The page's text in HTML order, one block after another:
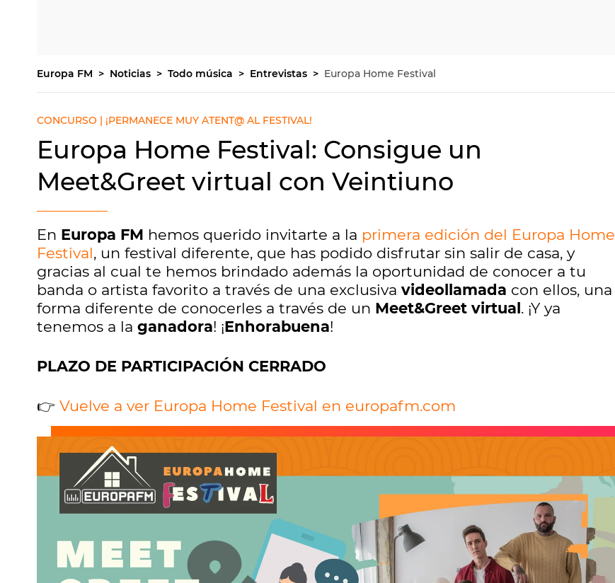
Europa FM Noticias Todo música Entrevistas Europa Home Festival
CONCURSO | ¡PERMANECE MUY ATENT@ AL FESTIVAL!
Europa Home Festival: Consigue un
Meet&Greet virtual con Veintiuno
En Europa FM hemos querido invitarte a la primera edición del Europa Home
Festival, un festival diferente, que has podido disfrutar sin salir de casa, y
gracias al cual te hemos brindado además la oportunidad de conocer a tu
banda o artista favorito a través de una exclusiva videollamada con ellos, una
forma diferente de conocerles a través de un Meet&Greet virtual. ¡Y ya
tenemos a la ganadora! ¡Enhorabuena!
PLAZO DE PARTICIPACIÓN CERRADO
👉 Vuelve a ver Europa Home Festival en europafm.com